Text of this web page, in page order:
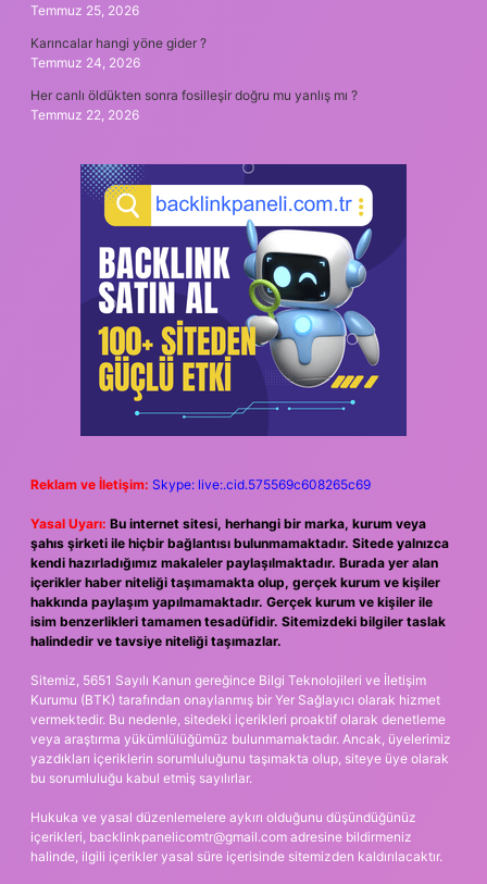
Temmuz 25, 2026
Karıncalar hangi yöne gider ?
Temmuz 24, 2026
Her canlı öldükten sonra fosilleşir doğru mu yanlış mı ?
Temmuz 22, 2026
Reklam ve İletişim: Skype: live:.cid.575569c608265c69
Yasal Uyarı: Bu internet sitesi, herhangi bir marka, kurum veya
şahıs şirketi ile hiçbir bağlantısı bulunmamaktadır. Sitede yalnızca
kendi hazırladığımız makaleler paylaşılmaktadır. Burada yer alan
içerikler haber niteliği taşımamakta olup, gerçek kurum ve kişiler
hakkında paylaşım yapılmamaktadır. Gerçek kurum ve kişiler ile
isim benzerlikleri tamamen tesadüfidir. Sitemizdeki bilgiler taslak
halindedir ve tavsiye niteliği taşımazlar.
Sitemiz, 5651 Sayılı Kanun gereğince Bilgi Teknolojileri ve İletişim
Kurumu (BTK) tarafından onaylanmış bir Yer Sağlayıcı olarak hizmet
vermektedir. Bu nedenle, sitedeki içerikleri proaktif olarak denetleme
veya araştırma yükümlülüğümüz bulunmamaktadır. Ancak, üyelerimiz
yazdıkları içeriklerin sorumluluğunu taşımakta olup, siteye üye olarak
bu sorumluluğu kabul etmiş sayılırlar.
Hukuka ve yasal düzenlemelere aykırı olduğunu düşündüğünüz
içerikleri, backlinkpanelicomtr@gmail.com adresine bildirmeniz
halinde, ilgili içerikler yasal süre içerisinde sitemizden kaldırılacaktır.